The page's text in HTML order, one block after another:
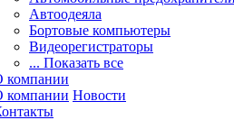
Автоодеяла
Бортовые компьютеры
Видеорегистраторы
... Показать все
компании
компании Новости